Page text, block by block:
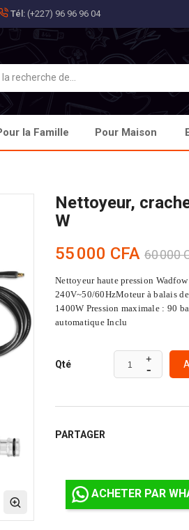
Tél: (+227) 96 96 96 04
la Famille Pour Maison
Nettoyeur,
W
55 000 CFA 60 000
Nettoyeur haute pression
240V~50/60HzMoteur à balais
1400W Pression maximale : 90
automatique Inclu
Qté
PARTAGER
à ma liste d'envies
une nouvelle liste
une liste d'envies
de la liste d'envies
Annuler
devez être connecté pour ajouter des